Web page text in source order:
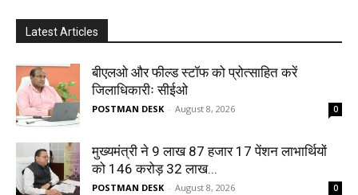
Latest Articles
बीएलओ और फील्ड स्टॉफ को प्रोत्साहित करें
जिलाधिकारीः सीईओ
POSTMAN DESK - August 8, 2026 0
मुख्यमंत्री ने 9 लाख 87 हजार 17 पेंशन लाभार्थियों
को 146 करोड़ 32 लाख...
POSTMAN DESK - August 8, 2026 0